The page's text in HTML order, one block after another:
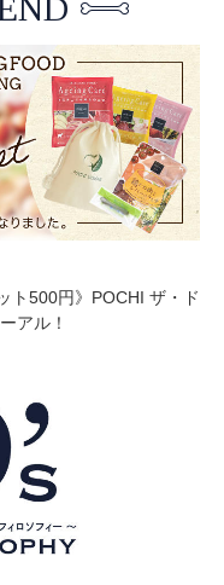
ト500円》POCHI ザ・ド
アル！